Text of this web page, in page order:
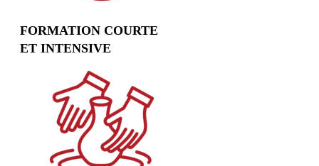
FORMATION COURTE
ET INTENSIVE